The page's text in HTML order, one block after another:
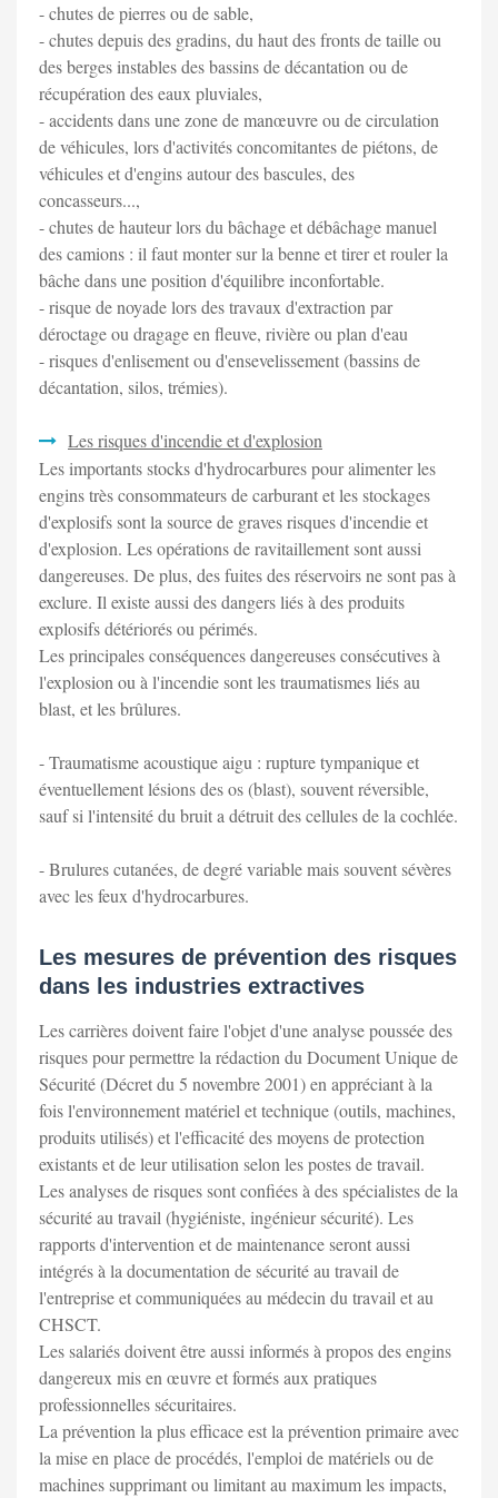
- chutes de pierres ou de sable,
- chutes depuis des gradins, du haut des fronts de taille ou
des berges instables des bassins de décantation ou de
récupération des eaux pluviales,
- accidents dans une zone de manœuvre ou de circulation
de véhicules, lors d'activités concomitantes de piétons, de
véhicules et d'engins autour des bascules, des
concasseurs...,
- chutes de hauteur lors du bâchage et débâchage manuel
des camions : il faut monter sur la benne et tirer et rouler la
bâche dans une position d'équilibre inconfortable.
- risque de noyade lors des travaux d'extraction par
déroctage ou dragage en fleuve, rivière ou plan d'eau
- risques d'enlisement ou d'ensevelissement (bassins de
décantation, silos, trémies).
Les risques d'incendie et d'explosion
Les importants stocks d'hydrocarbures pour alimenter les
engins très consommateurs de carburant et les stockages
d'explosifs sont la source de graves risques d'incendie et
d'explosion. Les opérations de ravitaillement sont aussi
dangereuses. De plus, des fuites des réservoirs ne sont pas à
exclure. Il existe aussi des dangers liés à des produits
explosifs détériorés ou périmés.
Les principales conséquences dangereuses consécutives à
l'explosion ou à l'incendie sont les traumatismes liés au
blast, et les brûlures.
- Traumatisme acoustique aigu : rupture tympanique et
éventuellement lésions des os (blast), souvent réversible,
sauf si l'intensité du bruit a détruit des cellules de la cochlée.
- Brulures cutanées, de degré variable mais souvent sévères
avec les feux d'hydrocarbures.
Les mesures de prévention des risques
dans les industries extractives
Les carrières doivent faire l'objet d'une analyse poussée des
risques pour permettre la rédaction du Document Unique de
Sécurité (Décret du 5 novembre 2001) en appréciant à la
fois l'environnement matériel et technique (outils, machines,
produits utilisés) et l'efficacité des moyens de protection
existants et de leur utilisation selon les postes de travail.
Les analyses de risques sont confiées à des spécialistes de la
sécurité au travail (hygiéniste, ingénieur sécurité). Les
rapports d'intervention et de maintenance seront aussi
intégrés à la documentation de sécurité au travail de
l'entreprise et communiquées au médecin du travail et au
CHSCT.
Les salariés doivent être aussi informés à propos des engins
dangereux mis en œuvre et formés aux pratiques
professionnelles sécuritaires.
La prévention la plus efficace est la prévention primaire avec
la mise en place de procédés, l'emploi de matériels ou de
machines supprimant ou limitant au maximum les impacts,